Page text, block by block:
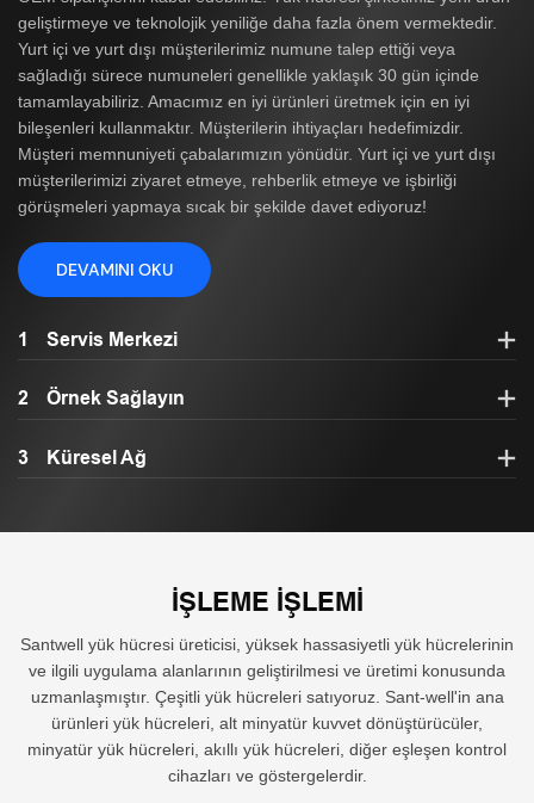
geliştirmeye ve teknolojik yeniliğe daha fazla önem vermektedir.
Yurt içi ve yurt dışı müşterilerimiz numune talep ettiği veya
sağladığı sürece numuneleri genellikle yaklaşık 30 gün içinde
tamamlayabiliriz. Amacımız en iyi ürünleri üretmek için en iyi
bileşenleri kullanmaktır. Müşterilerin ihtiyaçları hedefimizdir.
Müşteri memnuniyeti çabalarımızın yönüdür. Yurt içi ve yurt dışı
müşterilerimizi ziyaret etmeye, rehberlik etmeye ve işbirliği
görüşmeleri yapmaya sıcak bir şekilde davet ediyoruz!
DEVAMINI OKU
1 Servis Merkezi
2 Örnek Sağlayın
3 Küresel Ağ
İŞLEME IŞLEMI
Santwell yük hücresi üreticisi, yüksek hassasiyetli yük hücrelerinin
ve ilgili uygulama alanlarının geliştirilmesi ve üretimi konusunda
uzmanlaşmıştır. Çeşitli yük hücreleri satıyoruz. Sant-well'in ana
ürünleri yük hücreleri, alt minyatür kuvvet dönüştürücüler,
minyatür yük hücreleri, akıllı yük hücreleri, diğer eşleşen kontrol
cihazları ve göstergelerdir.